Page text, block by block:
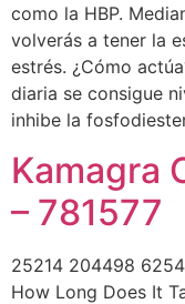
como la HBP.
volverás a tener la
estrés. ¿Cómo
diaria se consigue
inhibe la
Kamagra
– 781577
25214 204498
How Long Does It